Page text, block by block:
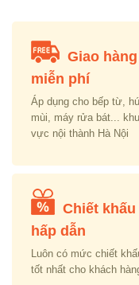
Giao hàng
miễn phí
Áp dụng cho bếp từ,
mùi, máy rửa bát... khu
vực nội thành Hà Nội
Chiết khấu
hấp dẫn
Luôn có mức chiết
tốt nhất cho khách